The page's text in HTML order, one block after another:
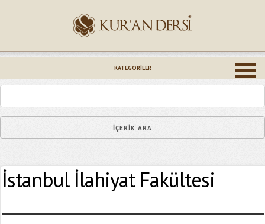
KATEGORILER
İstanbul İlahiyat Fakültesi
Epostanız (*)
Yaşadığınız Hatanın Ayrıntıları